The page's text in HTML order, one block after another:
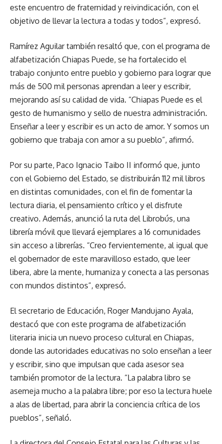
este encuentro de fraternidad y reivindicación, con el
objetivo de llevar la lectura a todas y todos”, expresó.
Ramírez Aguilar también resaltó que, con el programa de
alfabetización Chiapas Puede, se ha fortalecido el
trabajo conjunto entre pueblo y gobierno para lograr que
más de 500 mil personas aprendan a leer y escribir,
mejorando así su calidad de vida. “Chiapas Puede es el
gesto de humanismo y sello de nuestra administración.
Enseñar a leer y escribir es un acto de amor. Y somos un
gobierno que trabaja con amor a su pueblo”, afirmó.
Por su parte, Paco Ignacio Taibo II informó que, junto
con el Gobierno del Estado, se distribuirán 112 mil libros
en distintas comunidades, con el fin de fomentar la
lectura diaria, el pensamiento crítico y el disfrute
creativo. Además, anunció la ruta del Librobús, una
librería móvil que llevará ejemplares a 16 comunidades
sin acceso a librerías. “Creo fervientemente, al igual que
el gobernador de este maravilloso estado, que leer
libera, abre la mente, humaniza y conecta a las personas
con mundos distintos”, expresó.
El secretario de Educación, Roger Mandujano Ayala,
destacó que con este programa de alfabetización
literaria inicia un nuevo proceso cultural en Chiapas,
donde las autoridades educativas no solo enseñan a leer
y escribir, sino que impulsan que cada asesor sea
también promotor de la lectura. “La palabra libro se
asemeja mucho a la palabra libre; por eso la lectura huele
a alas de libertad, para abrir la conciencia crítica de los
pueblos”, señaló.